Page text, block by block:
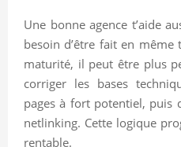
Une bonne agence t’aide
besoin d’être fait en
maturité, il peut être plus
corriger les bases
pages à fort potentiel, puis
netlinking. Cette logique
rentable.